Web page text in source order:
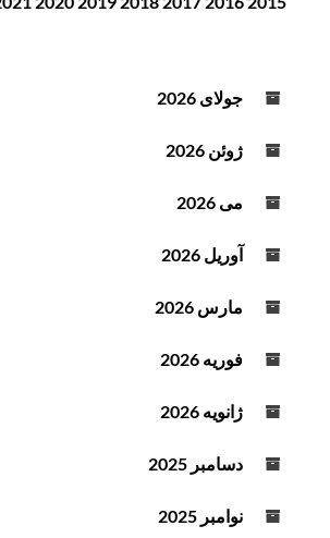
ن
ه
و
جولای 2026
ژوئن 2026
می 2026
آوریل 2026
مارس 2026
فوریه 2026
ژانویه 2026
دسامبر 2025
نوامبر 2025